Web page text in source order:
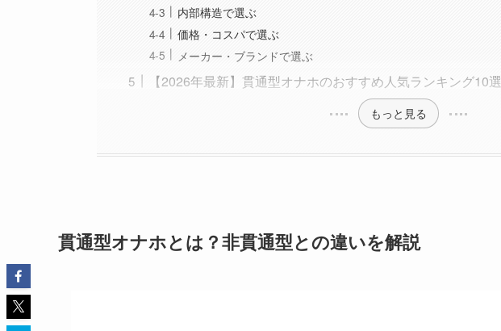
内部構造で選ぶ
価格・コスパで選ぶ
メーカー・ブランドで選ぶ
【2026年最新】貫通型オナホのおすすめ人気ランキング10選
もっと見る
貫通型オナホとは？非貫通型との違いを解説